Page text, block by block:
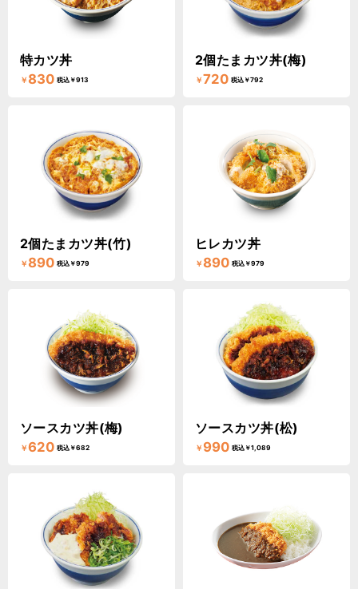
特カツ丼
￥830 税込￥913
2個たまカツ丼(梅)
￥720 税込￥792
2個たまカツ丼(竹)
￥890 税込￥979
ヒレカツ丼
￥890 税込￥979
ソースカツ丼(梅)
￥620 税込￥682
ソースカツ丼(松)
￥ 990 税込￥1,089